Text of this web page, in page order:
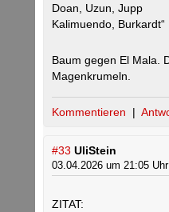
Doan, Uzun, Jupp
Kalimuendo, Burkardt“
Baum gegen El Mala.
Magenkrumeln.
Kommentieren |
#33 UliStein
03.04.2026 um 21:05 Uhr
ZITAT: